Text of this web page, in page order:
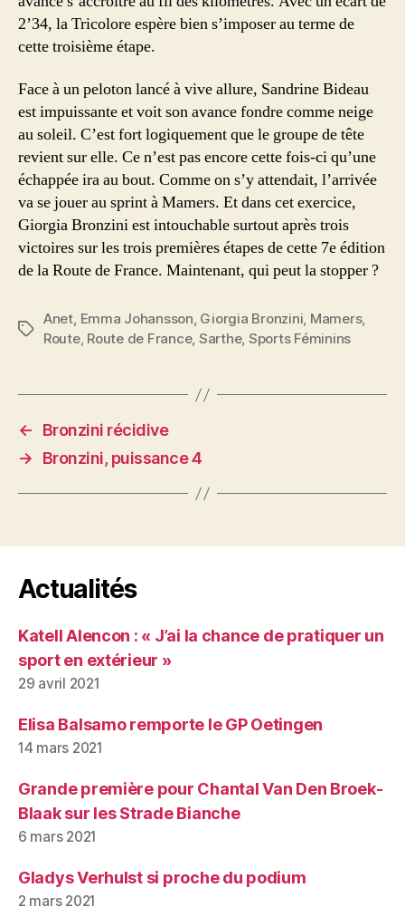
2’34, la Tricolore espère bien s’imposer au terme de
cette troisième étape.
Face à un peloton lancé à vive allure, Sandrine Bideau
est impuissante et voit son avance fondre comme neige
au soleil. C’est fort logiquement que le groupe de tête
revient sur elle. Ce n’est pas encore cette fois-ci qu’une
échappée ira au bout. Comme on s’y attendait, l’arrivée
va se jouer au sprint à Mamers. Et dans cet exercice,
Giorgia Bronzini est intouchable surtout après trois
victoires sur les trois premières étapes de cette 7e édition
de la Route de France. Maintenant, qui peut la stopper ?
Étiquettes
Anet, Emma Johansson, Giorgia Bronzini, Mamers,
Route, Route de France, Sarthe, Sports Féminins
←
Bronzini récidive
→
Bronzini, puissance 4
Actualités
Katell Alencon : « J’ai la chance de pratiquer un
sport en extérieur »
29 avril 2021
Elisa Balsamo remporte le GP Oetingen
14 mars 2021
Grande première pour Chantal Van Den Broek-
Blaak sur les Strade Bianche
6 mars 2021
Gladys Verhulst si proche du podium
2 mars 2021